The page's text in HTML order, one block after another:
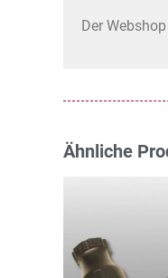
Der
Ähnliche